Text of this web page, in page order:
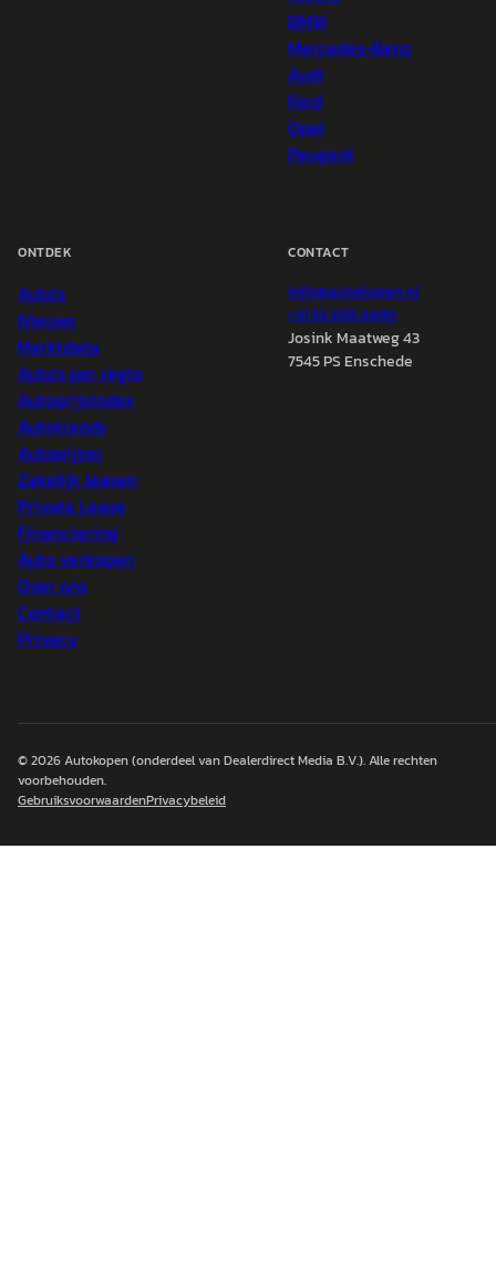
BMW
Mercedes-Benz
Audi
Ford
Opel
Peugeot
ONTDEK
Auto's
Nieuws
Marktdata
Auto's per regio
Autoprijsindex
Autotrends
Autowijzer
Zakelijk leasen
Private Lease
Financiering
Auto verkopen
Over ons
Contact
Privacy
CONTACT
info@autokopen.nl
+31 53 208 4490
Josink Maatweg 43
7545 PS Enschede
© 2026Autokopen(onderdeel van Dealerdirect Media B.V.). Alle rechten
voorbehouden.
GebruiksvoorwaardenPrivacybeleid